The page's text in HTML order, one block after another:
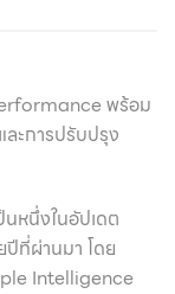
พร้อม
ะการปรับปรุง
นหนึ่งในอัปเดต
ที่ผ่านมา โดย
Intelligence